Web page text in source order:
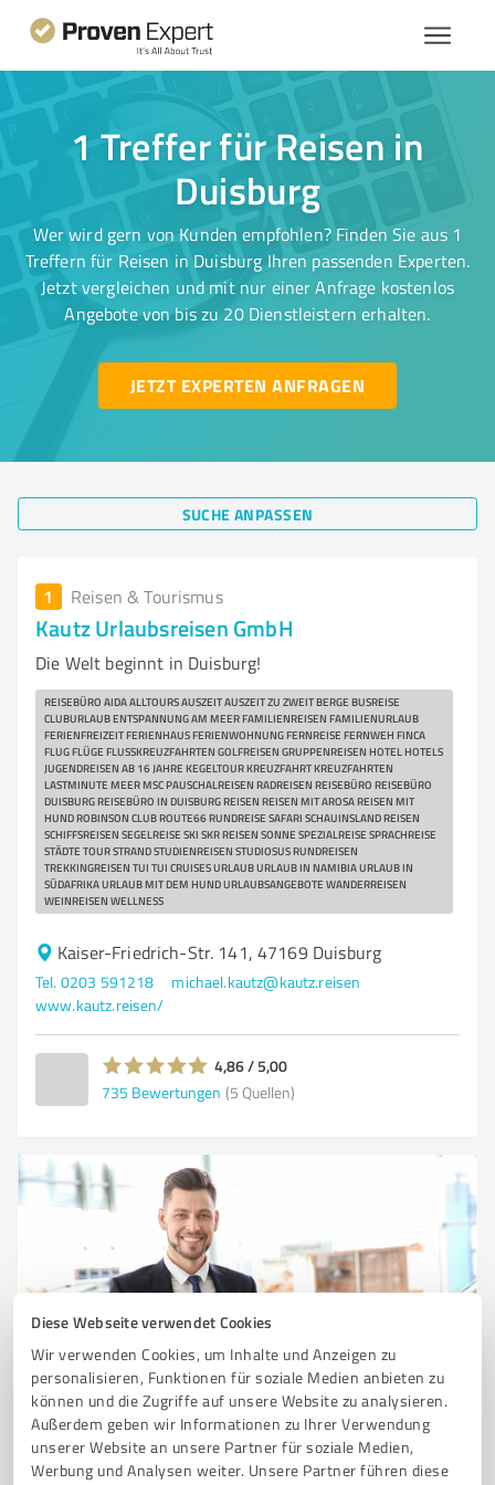
Diese Webseite verwendet Cookies
Wir verwenden Cookies, um Inhalte und Anzeigen zu
personalisieren, Funktionen für soziale Medien anbieten zu
können und die Zugriffe auf unsere Website zu analysieren.
Außerdem geben wir Informationen zu Ihrer Verwendung
unserer Website an unsere Partner für soziale Medien,
Werbung und Analysen weiter. Unsere Partner führen diese
1 Treffer für Reisen in
Duisburg
Wer wird gern von Kunden empfohlen? Finden Sie aus 1
Treffern für Reisen in Duisburg Ihren passenden Experten.
Jetzt vergleichen und mit nur einer Anfrage kostenlos
Angebote von bis zu 20 Dienstleistern erhalten.
JETZT EXPERTEN ANFRAGEN
SUCHE ANPASSEN
1 Reisen & Tourismus
Kautz Urlaubsreisen GmbH
Die Welt beginnt in Duisburg!
REISEBÜRO AIDA ALLTOURS AUSZEIT AUSZEIT ZU ZWEIT BERGE BUSREISE
CLUBURLAUB ENTSPANNUNG AM MEER FAMILIENREISEN FAMILIENURLAUB
FERIENFREIZEIT FERIENHAUS FERIENWOHNUNG FERNREISE FERNWEH FINCA
FLUG FLÜGE FLUSSKREUZFAHRTEN GOLFREISEN GRUPPENREISEN HOTEL HOTELS
JUGENDREISEN AB 16 JAHRE KEGELTOUR KREUZFAHRT KREUZFAHRTEN
LASTMINUTE MEER MSC PAUSCHALREISEN RADREISEN REISEBÜRO REISEBÜRO
DUISBURG REISEBÜRO IN DUISBURG REISEN REISEN MIT AROSA REISEN MIT
HUND ROBINSON CLUB ROUTE66 RUNDREISE SAFARI SCHAUINSLAND REISEN
SCHIFFSREISEN SEGELREISE SKI SKR REISEN SONNE SPEZIALREISE SPRACHREISE
STÄDTE TOUR STRAND STUDIENREISEN STUDIOSUS RUNDREISEN
TREKKINGREISEN TUI TUI CRUISES URLAUB URLAUB IN NAMIBIA URLAUB IN
SÜDAFRIKA URLAUB MIT DEM HUND URLAUBSANGEBOTE WANDERREISEN
WEINREISEN WELLNESS
Kaiser-Friedrich-Str. 141, 47169 Duisburg
Tel. 0203 591218
michael.kautz@kautz.reisen
www.kautz.reisen/
4,86 / 5,00
735 Bewertungen (5 Quellen)
Sie möchten auch hier gelistet werden?
Registrieren Sie sich jetzt und werden Sie ein von
Kunden empfohlener ProvenExpert!